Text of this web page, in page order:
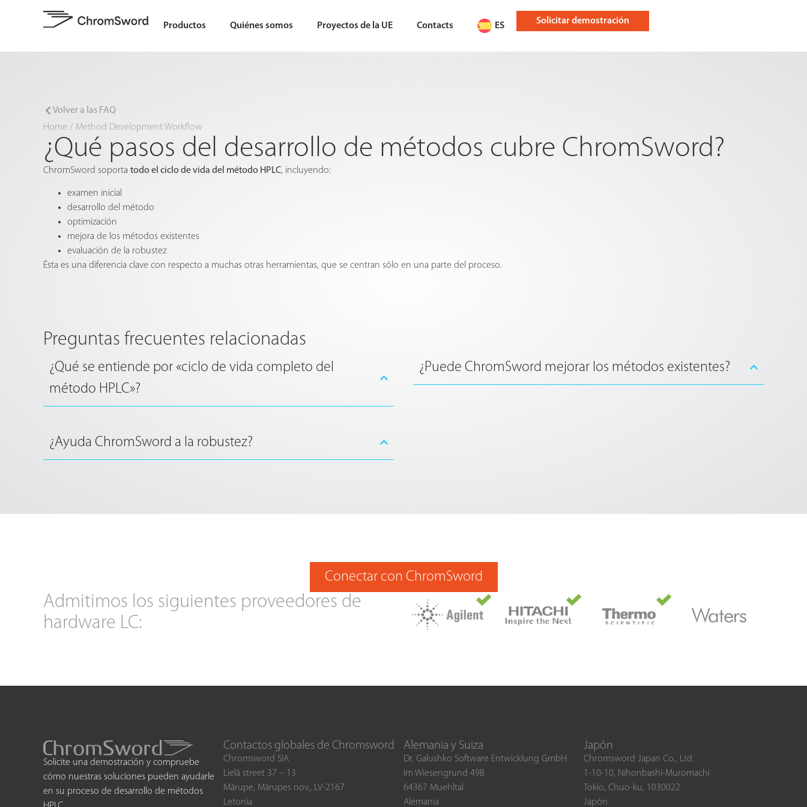
Productos Quiénes somos Proyectos de la UE Contacts ES Solicitar demostración
Volver a las FAQ
Home / Method Development Workflow
¿Qué pasos del desarrollo de métodos cubre ChromSword?
ChromSword soporta todo el ciclo de vida del método HPLC, incluyendo:
examen inicial
desarrollo del método
optimización
mejora de los métodos existentes
evaluación de la robustez
Ésta es una diferencia clave con respecto a muchas otras herramientas, que se centran sólo en una parte del proceso.
Preguntas frecuentes relacionadas
¿Qué se entiende por «ciclo de vida completo del
método HPLC»?
¿Puede ChromSword mejorar los métodos existentes?
¿Ayuda ChromSword a la robustez?
Conectar con ChromSword
Admitimos los siguientes proveedores de
hardware LC:
Solicite una demostración y compruebe
cómo nuestras soluciones pueden ayudarle
en su proceso de desarrollo de métodos
Contactos globales de Chromsword
Chromsword SIA
Lielā street 37 – 13
Mārupe, Mārupes nov., LV-2167
Letonia
Alemania y Suiza
Dr. Galushko Software Entwicklung GmbH
Im Wiesengrund 49B
64367 Muehltal
Alemania
Japón
Chromsword Japan Co., Ltd.
1-10-10, Nihonbashi-Muromachi
Tokio, Chuo-ku, 1030022
Japón